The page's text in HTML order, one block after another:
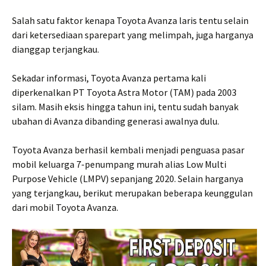
Salah satu faktor kenapa Toyota Avanza laris tentu selain
dari ketersediaan sparepart yang melimpah, juga harganya
dianggap terjangkau.
Sekadar informasi, Toyota Avanza pertama kali
diperkenalkan PT Toyota Astra Motor (TAM) pada 2003
silam. Masih eksis hingga tahun ini, tentu sudah banyak
ubahan di Avanza dibanding generasi awalnya dulu.
Toyota Avanza berhasil kembali menjadi penguasa pasar
mobil keluarga 7-penumpang murah alias Low Multi
Purpose Vehicle (LMPV) sepanjang 2020. Selain harganya
yang terjangkau, berikut merupakan beberapa keunggulan
dari mobil Toyota Avanza.